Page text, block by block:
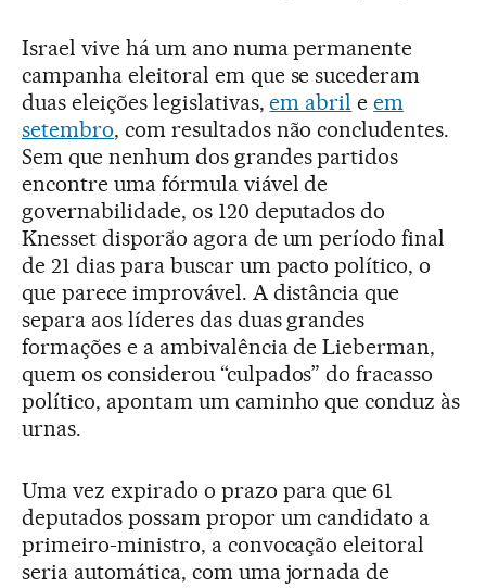
Israel vive há um ano numa permanente
campanha eleitoral em que se sucederam
duas eleições legislativas,em abril eem
setembro, com resultados não concludentes.
Sem que nenhum dos grandes partidos
encontre uma fórmula viável de
governabilidade, os 120 deputados do
Knesset disporão agora de um período final
de 21 dias para buscar um pacto político, o
que parece improvável. A distância que
separa aos líderes das duas grandes
formações e a ambivalência de Lieberman,
quem os considerou “culpados” do fracasso
político, apontam um caminho que conduz às
urnas.
Uma vez expirado o prazo para que 61
deputados possam propor um candidato a
primeiro-ministro, a convocação eleitoral
seria automática, com uma jornada de